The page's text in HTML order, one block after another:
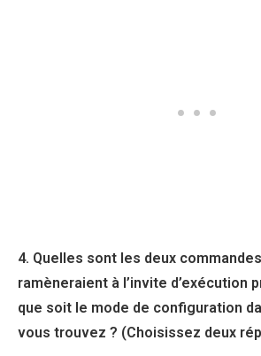
4. Quelles sont les deux
ramèneraient à l’invite d’exécution
que soit le mode de configuration
vous trouvez ? (Choisissez deux